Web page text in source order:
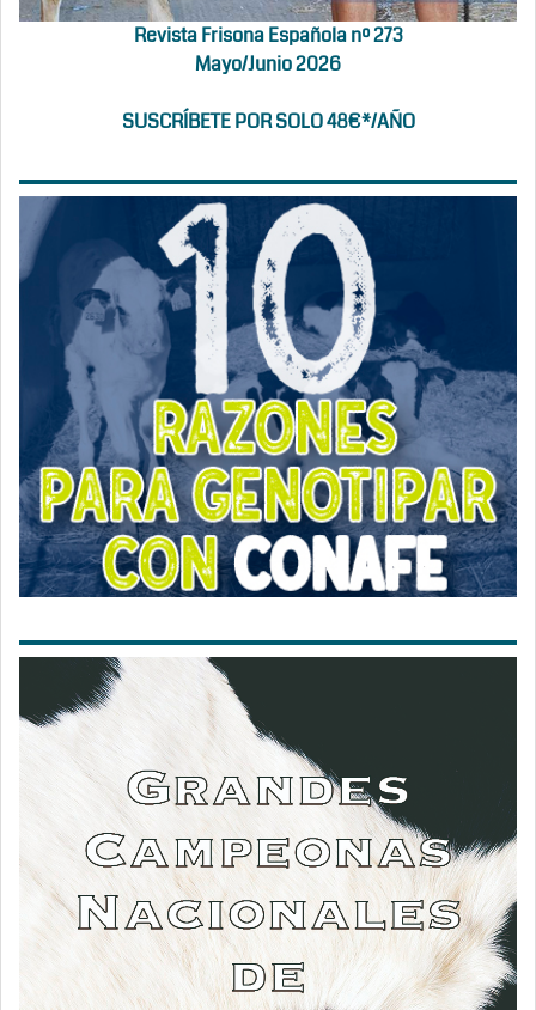
Revista Frisona Española nº 273
Mayo/Junio 2026
SUSCRÍBETE POR SOLO 48€*/AÑO